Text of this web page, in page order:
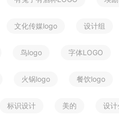
文化传媒logo 设计组
鸟logo 字体LOGO
火锅logo 餐饮logo
标识设计 美的 设计